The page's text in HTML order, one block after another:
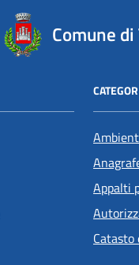
Comune
Appalti